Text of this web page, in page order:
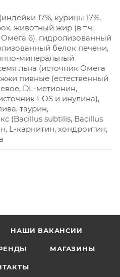
17%, курицы 17%,
животный жир (в т.ч.
6), гидролизованный
белок печени,
минеральный
льна (источник Омега
пивные (естественный
DL-метионин,
FOS и инулина),
таурин,
(Bacillus subtilis, Bacillus
L-карнитин, хондроитин,
НАШИ ВАКАНСИИ
МАГАЗИНЫ